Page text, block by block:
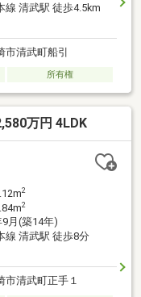
線 清武駅 徒歩4.5km
市清武町船引
所有権
万円 4LDK
2
2
9月(築14年)
線 清武駅 徒歩8分
市清武町正手１